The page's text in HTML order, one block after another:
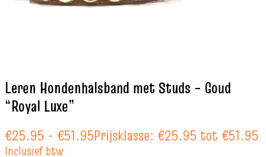
Leren Hondenhalsband met Studs – Goud
“Royal Luxe”
€25.95 - €51.95Prijsklasse: €25.95 tot €51.95
Inclusief btw